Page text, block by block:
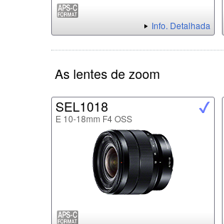
Info. Detalhada
As lentes de zoom
SEL1018
E 10-18mm F4 OSS